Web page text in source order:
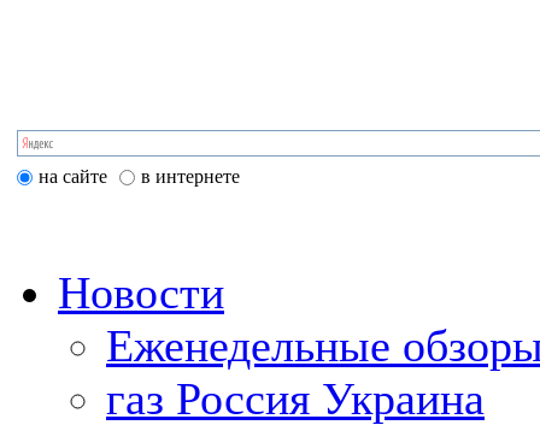
на сайте в интернете
Новости
Еженедельные
газ Россия Украина